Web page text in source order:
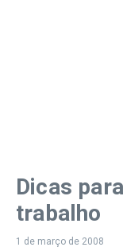
Dicas
trabalho
1 de março de 2008